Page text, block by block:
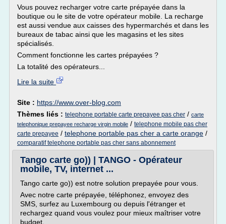
Vous pouvez recharger votre carte prépayée dans la
boutique ou le site de votre opérateur mobile. La recharge
est aussi vendue aux caisses des hypermarchés et dans les
bureaux de tabac ainsi que les magasins et les sites
spécialisés.
Comment fonctionne les cartes prépayées ?
La totalité des opérateurs...
Lire la suite
Site : https://www.over-blog.com
Thèmes liés : telephone portable carte prepayee pas cher / carte
telephonique prepayee recharge virgin mobile / telephone mobile pas cher
carte prepayee / telephone portable pas cher a carte orange /
comparatif telephone portable pas cher sans abonnement
Tango carte go)) | TANGO - Opérateur
mobile, TV, internet ...
Tango carte go)) est notre solution prepayée pour vous.
Avec notre carte prépayée, téléphonez, envoyez des
SMS, surfez au Luxembourg ou depuis l'étranger et
rechargez quand vous voulez pour mieux maîtriser votre
budget.